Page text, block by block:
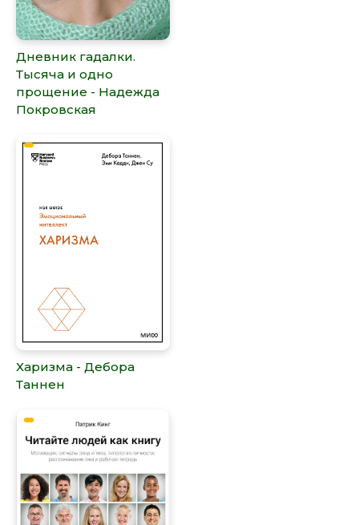
Дневник гадалки.
Тысяча и одно
прощение - Надежда
Покровская
Харизма - Дебора
Таннен